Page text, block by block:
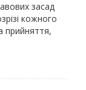
засад
кожного
прийняття,